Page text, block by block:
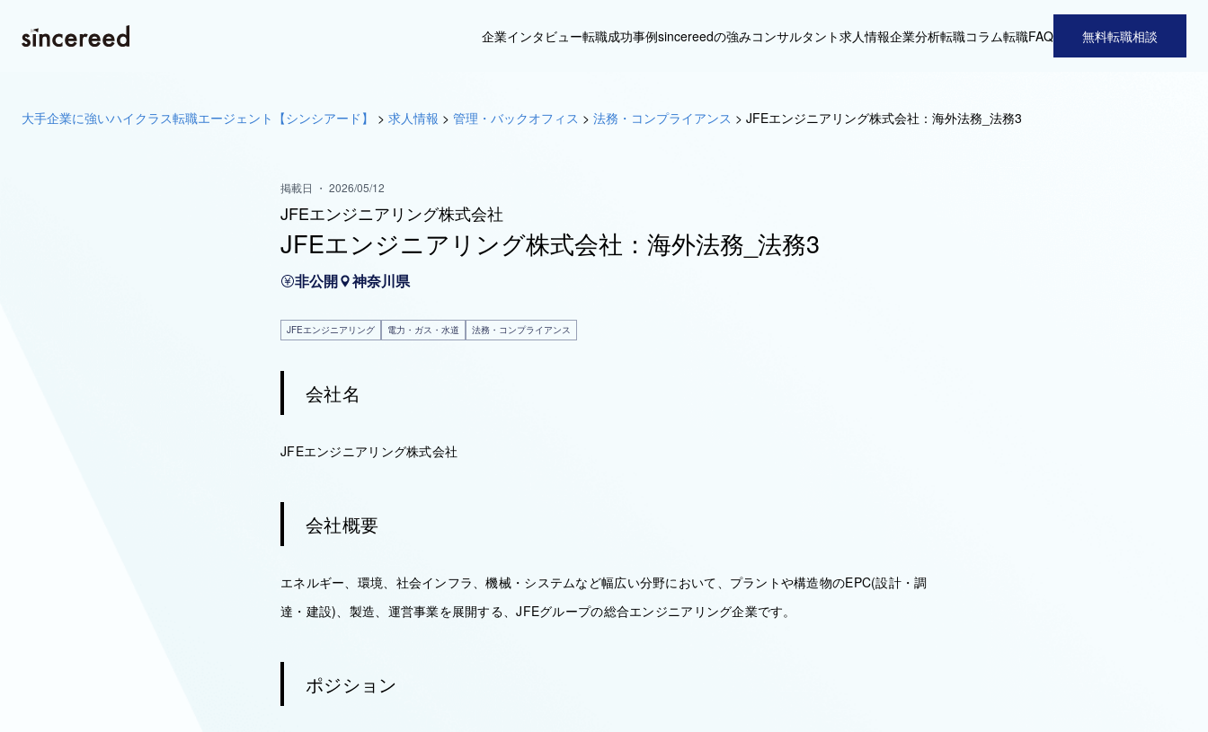
企業インタビュー転職成功事例sincereedの強みコンサルタント求人情報企業分析転職コラム転職FAQ 無料転職相談
大手企業に強いハイクラス転職エージェント【シンシアード】 > 求人情報 > 管理・バックオフィス > 法務・コンプライアンス > JFEエンジニアリング株式会社：海外法務_法務3
掲載日 ・ 2026/05/12
JFEエンジニアリング株式会社
JFEエンジニアリング株式会社：海外法務_法務3
非公開 神奈川県
JFEエンジニアリング 電力・ガス・水道 法務・コンプライアンス
会社名
JFEエンジニアリング株式会社
会社概要
エネルギー、環境、社会インフラ、機械・システムなど幅広い分野において、プラントや構造物のEPC(設計・調
達・建設)、製造、運営事業を展開する、JFEグループの総合エンジニアリング企業です。
ポジション